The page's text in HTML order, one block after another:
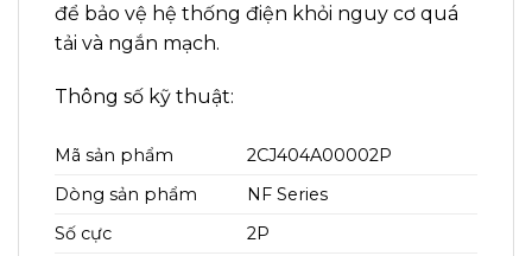
để bảo vệ hệ thống điện khỏi nguy cơ quá
tải và ngắn mạch.
Thông số kỹ thuật:
Mã sản phẩm
2CJ404A00002P
Dòng sản phẩm
NF Series
Số cực
2P